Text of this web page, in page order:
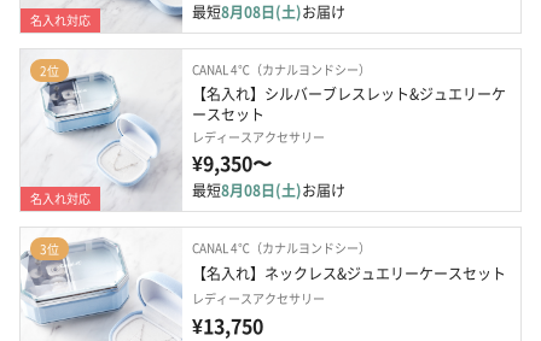
名入れ対応 最短8月08日(土)お届け
2位
名入れ対応
CANAL 4℃（カナルヨンドシー）
【名入れ】シルバーブレスレット&ジュエリーケ
ースセット
レディースアクセサリー
¥9,350〜
最短8月08日(土)お届け
3位 CANAL 4℃（カナルヨンドシー）
【名入れ】ネックレス&ジュエリーケースセット
レディースアクセサリー
¥13,750